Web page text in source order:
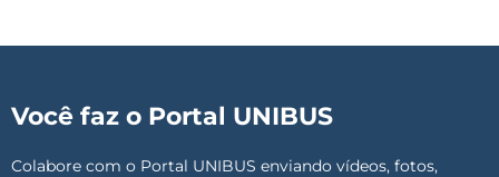
Você faz o Portal UNIBUS
Colabore com o Portal UNIBUS enviando vídeos, fotos,